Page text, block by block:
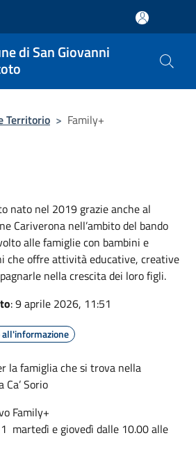
di San Giovanni
Territorio > Family+
nato nel 2019 grazie anche al
Cariverona nell’ambito del bando
alle famiglie con bambini e
che offre attività educative, creative
nella crescita dei loro figli.
: 9 aprile 2026, 11:51
all'informazione
la famiglia che si trova nella
Sorio
Family+
martedì e giovedì dalle 10.00 alle